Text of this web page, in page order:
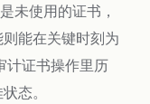
未使用的证书，
能在关键时刻为
计证书操作里历
态。